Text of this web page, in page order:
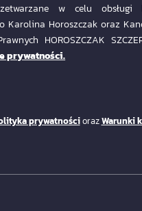
w celu obsługi
Karolina Horoszczak oraz
HOROSZCZAK
prywatności.
prywatnościorazWarunki